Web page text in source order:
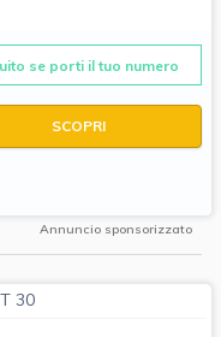
se porti il tuo numero
SCOPRI
Annuncio sponsorizzato
30